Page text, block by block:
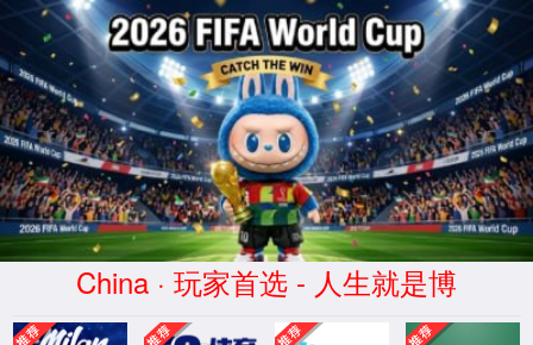
2026 World Cup-世界杯官网
啊~哦~ 您要查看的页面不存在或已删除！
请检查您输入的网址是否正确，3s后跳回网站首页！
XML 地图